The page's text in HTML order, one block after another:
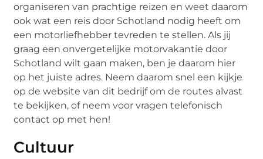
organiseren van prachtige reizen en weet daarom
ook wat een reis door Schotland nodig heeft om
een motorliefhebber tevreden te stellen. Als jij
graag een onvergetelijke motorvakantie door
Schotland wilt gaan maken, ben je daarom hier
op het juiste adres. Neem daarom snel een kijkje
op de website van dit bedrijf om de routes alvast
te bekijken, of neem voor vragen telefonisch
contact op met hen!
Cultuur